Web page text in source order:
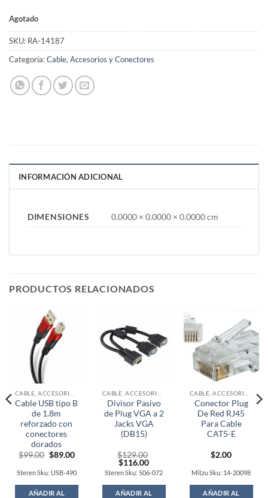
Agotado
SKU: RA-14187
Categoría:Cable, Accesorios y Conectores
INFORMACIÓN ADICIONAL
DIMENSIONES 0.0000 × 0.0000 × 0.0000 cm
PRODUCTOS RELACIONADOS
Cable USB tipo B
de 1.8m
reforzado con
conectores
dorados
$99.00 Original
was:
$99.00.
$89.00Current
is:
$89.00.
Steren Sku: USB-490
AÑADIR AL
Divisor Pasivo
de Plug VGA a 2
Jacks VGA
(DB15)
$129.00
Original
price
was:
$129.00.
$116.00Current
price
is:
$116.00.
Steren Sku: 506-072
AÑADIR AL
Conector Plug
De Red RJ45
Para Cable
CAT5-E
$2.00
Mitzu Sku: 14-20098
AÑADIR AL